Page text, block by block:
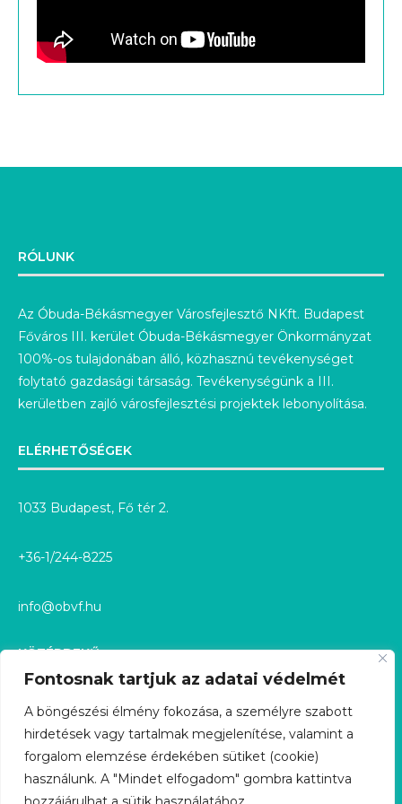
Fontosnak tartjuk az adatai védelmét
A böngészési élmény fokozása, a személyre szabott
hirdetések vagy tartalmak megjelenítése, valamint a
forgalom elemzése érdekében sütiket (cookie)
használunk. A "Mindet elfogadom" gombra kattintva
RÓLUNK
Az Óbuda-Békásmegyer Városfejlesztő NKft. Budapest
Főváros III. kerület Óbuda-Békásmegyer Önkormányzat
100%-os tulajdonában álló, közhasznú tevékenységet
folytató gazdasági társaság. Tevékenységünk a III.
kerületben zajló városfejlesztési projektek lebonyolítása.
ELÉRHETŐSÉGEK
1033 Budapest, Fő tér 2.
+36-1/244-8225
info@obvf.hu
KÖZÉRDEKŰ
KÖZÉRDEKŰ ADATOK
KÖZÉRDEKŰ ADATIGÉNYLÉS
GDPR